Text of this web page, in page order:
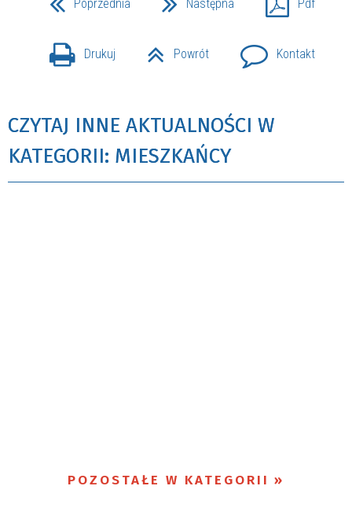
Poprzednia Następna Pdf
Drukuj Powrót Kontakt
CZYTAJ INNE AKTUALNOŚCI W
KATEGORII: MIESZKAŃCY
POZOSTAŁE W KATEGORII